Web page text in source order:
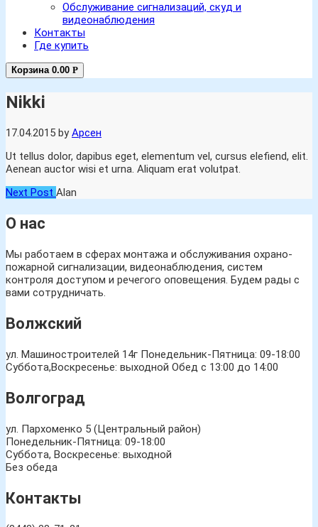
Обслуживание сигнализаций, скуд и
видеонаблюдения
Контакты
Где купить
Корзина 0.00 Р
Nikki
17.04.2015 byАрсен
Ut tellus dolor, dapibus eget, elementum vel, cursus elefiend, elit.
Aenean auctor wisi et urna. Aliquam erat volutpat.
Next Post Alan
О нас
Мы работаем в сферах монтажа и обслуживания охрано-
пожарной сигнализации, видеонаблюдения, систем
контроля доступом и речегого оповещения. Будем рады с
вами сотрудничать.
Волжский
ул. Машиностроителей 14г Понедельник-Пятница: 09-18:00
Суббота,Воскресенье: выходной Обед с 13:00 до 14:00
Волгоград
ул. Пархоменко 5 (Центральный район)
Понедельник-Пятница: 09-18:00
Суббота, Воскресенье: выходной
Без обеда
Контакты